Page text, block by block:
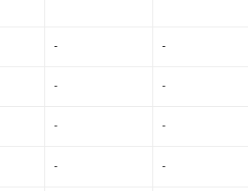
- -
- -
- -
- -